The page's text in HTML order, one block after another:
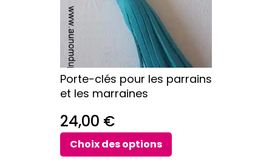
Porte-clés pour les parrains
et les marraines
24,00 €
Choix des options
options
peuvent
être
choisies
sur
la
page
du
produit